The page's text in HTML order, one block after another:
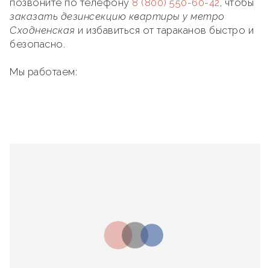
позвоните по телефону 8 (800) 550-60-42, чтобы
заказать дезинсекцию квартиры у метро
Сходненская и избавиться от тараканов быстро и
безопасно.
Мы работаем: